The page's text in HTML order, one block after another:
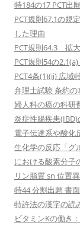
特184の17 PCT出
PCT規則67.1の規
した理由
PCT規則64.3 拡
PCT規則54の
PCT4条(1)(ii) 広域
弁理士試験 条約
婦人科の癌の科研
炎症性腸疾患
電子伝達系や酸化
生化学の反応「グ
における酸素分子
リン脂質 sn 位置
特44 分割出願 書
特許法の漢字の読
ビタミンKの働き